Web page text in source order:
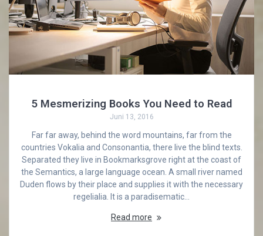
5 Mesmerizing Books You Need to Read
Juni 13, 2016
Far far away, behind the word mountains, far from the
countries Vokalia and Consonantia, there live the blind texts.
Separated they live in Bookmarksgrove right at the coast of
the Semantics, a large language ocean. A small river named
Duden flows by their place and supplies it with the necessary
regelialia. It is a paradisematic…
Read more